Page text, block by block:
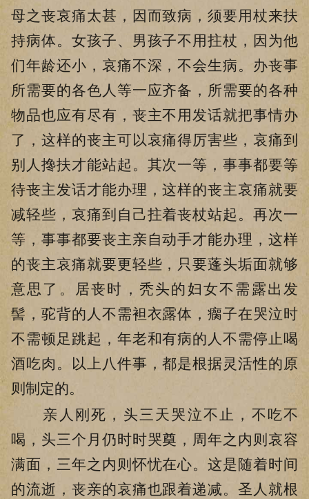
母之丧哀痛太甚，因而致病，须要用杖来扶
持病体。女孩子、男孩子不用拄杖，因为他
们年龄还小，哀痛不深，不会生病。办丧事
所需要的各色人等一应齐备，所需要的各种
物品也应有尽有，丧主不用发话就把事情办
了，这样的丧主可以哀痛得厉害些，哀痛到
别人搀扶才能站起。其次一等，事事都要等
待丧主发话才能办理，这样的丧主哀痛就要
减轻些，哀痛到自己拄着丧杖站起。再次一
等，事事都要丧主亲自动手才能办理，这样
的丧主哀痛就要更轻些，只要蓬头垢面就够
意思了。居丧时，秃头的妇女不需露出发
髻，驼背的人不需袒衣露体，瘸子在哭泣时
不需顿足跳起，年老和有病的人不需停止喝
酒吃肉。以上八件事，都是根据灵活性的原
则制定的。
亲人刚死，头三天哭泣不止，不吃不
喝，头三个月仍时时哭奠，周年之内则哀容
满面，三年之内则怀忧在心。这是随着时间
的流逝，丧亲的哀痛也跟着递减。圣人就根